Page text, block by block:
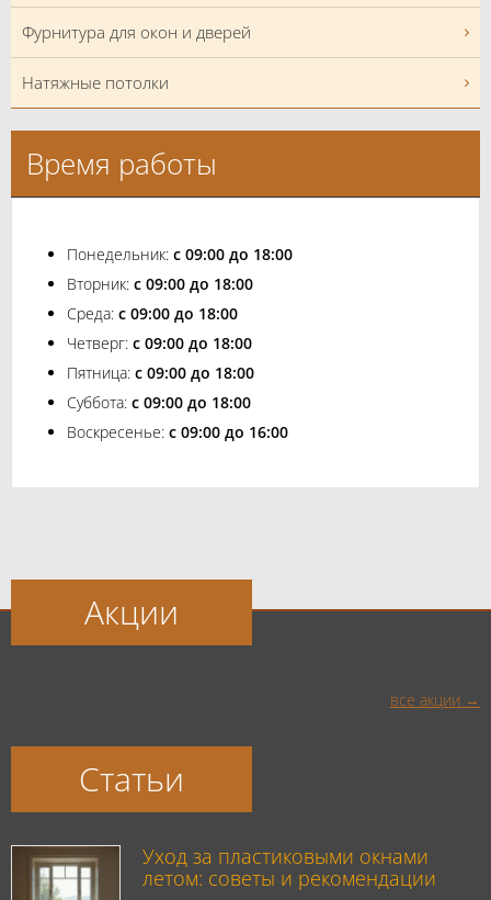
Фурнитура для окон и дверей
Натяжные потолки
Время работы
Понедельник: с 09:00 до 18:00
Вторник: с 09:00 до 18:00
Среда: с 09:00 до 18:00
Четверг: с 09:00 до 18:00
Пятница: с 09:00 до 18:00
Суббота: с 09:00 до 18:00
Воскресенье: с 09:00 до 16:00
Акции
все акции
Статьи
Уход за пластиковыми окнами
летом: советы и рекомендации